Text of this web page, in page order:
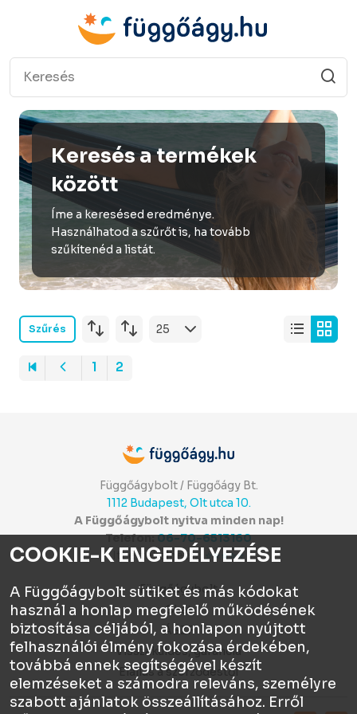
Keresés a termékek
között
Íme a keresésed eredménye.
Használhatod a szűrőt is, ha tovább
szűkítenéd a listát.
Szűrés
1 2
Függőágybolt / Függőágy Bt.
1112 Budapest, Olt utca 10.
A Függőágybolt nyitva minden nap!
Telefon:06-70-6513160
Itt értékelhetsz:⭐⭐⭐⭐⭐
Függőágybolt
Chat
ÁSZF
Visszaküldés, garancia
Elállás a szerződéstől
COOKIE-K ENGEDÉLYEZÉSE
A Függőágybolt sütiket és más kódokat
használ a honlap megfelelő működésének
biztosítása céljából, a honlapon nyújtott
felhasználói élmény fokozása érdekében,
továbbá ennek segítségével készít
elemzéseket a számodra releváns, személyre
szabott ajánlatok összeállításához. Erről